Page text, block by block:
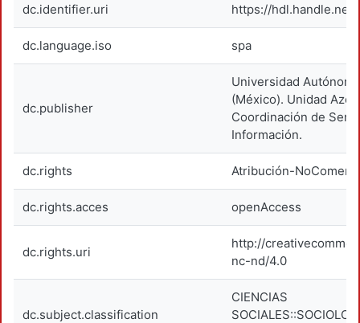
dc.identifier.uri https://hdl.handle.net/
dc.language.iso spa
dc.publisher
Universidad
(México). Unidad
Coordinación de
Información.
dc.rights Atribución-
dc.rights.acces openAccess
dc.rights.uri
http://
nc-nd/4.0
dc.subject.classification
CIENCIAS